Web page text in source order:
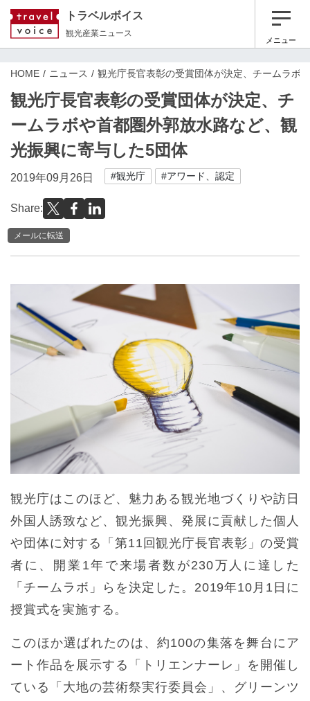
トラベルボイス
観光産業ニュース
メニュー
HOME ニュース 観光庁長官表彰の受賞団体が決定、チームラボ
観光庁長官表彰の受賞団体が決定、チ
ームラボや首都圏外郭放水路など、観
光振興に寄与した5団体
2019年09月26日 #観光庁 #アワード、認定
Share:
メールに転送
観光庁はこのほど、魅力ある観光地づくりや訪日
外国人誘致など、観光振興、発展に貢献した個人
や団体に対する「第11回観光庁長官表彰」の受賞
者に、開業1年で来場者数が230万人に達した
「チームラボ」らを決定した。2019年10月1日に
授賞式を実施する。
このほか選ばれたのは、約100の集落を舞台にア
ート作品を展示する「トリエンナーレ」を開催し
ている「大地の芸術祭実行委員会」、グリーンツ